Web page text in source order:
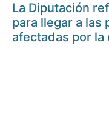
La Diputación
para llegar a las
afectadas por